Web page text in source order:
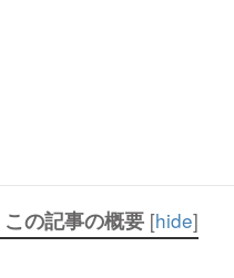
この記事の概要 [hide]